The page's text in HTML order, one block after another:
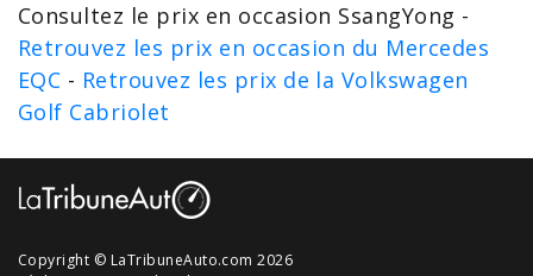
Consultez le prix en occasion SsangYong -
Retrouvez les prix en occasion du Mercedes
EQC - Retrouvez les prix de la Volkswagen
Golf Cabriolet
Copyright © LaTribuneAuto.com 2026